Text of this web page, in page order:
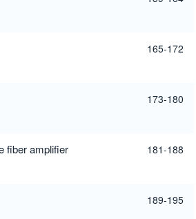
165-172
173-180
fiber amplifier 181-188
189-195